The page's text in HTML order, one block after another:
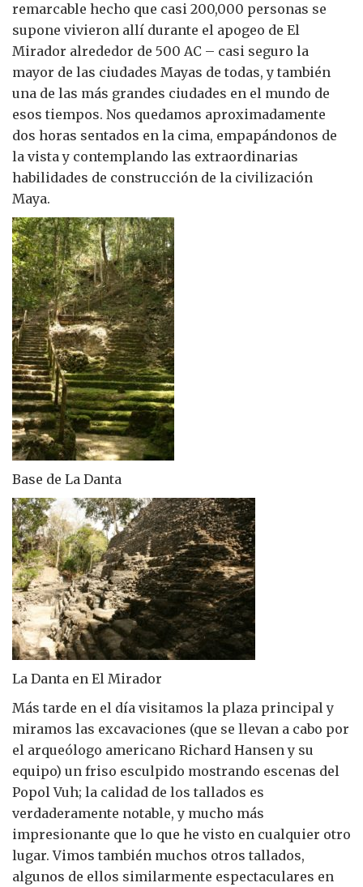
remarcable hecho que casi 200,000 personas se
supone vivieron allí durante el apogeo de El
Mirador alrededor de 500 AC – casi seguro la
mayor de las ciudades Mayas de todas, y también
una de las más grandes ciudades en el mundo de
esos tiempos. Nos quedamos aproximadamente
dos horas sentados en la cima, empapándonos de
la vista y contemplando las extraordinarias
habilidades de construcción de la civilización
Maya.
Base de La Danta
La Danta en El Mirador
Más tarde en el día visitamos la plaza principal y
miramos las excavaciones (que se llevan a cabo por
el arqueólogo americano Richard Hansen y su
equipo) un friso esculpido mostrando escenas del
Popol Vuh; la calidad de los tallados es
verdaderamente notable, y mucho más
impresionante que lo que he visto en cualquier otro
lugar. Vimos también muchos otros tallados,
algunos de ellos similarmente espectaculares en